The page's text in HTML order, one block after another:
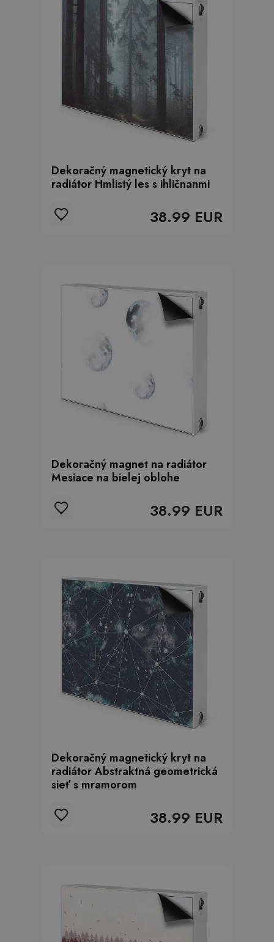
Dekoračný magnetický kryt na
radiátor Hmlistý les s ihličnanmi
38.99 EUR
Dekoračný magnet na radiátor
Mesiace na bielej oblohe
38.99 EUR
Dekoračný magnetický kryt na
radiátor Abstraktná geometrická
sieť s mramorom
38.99 EUR